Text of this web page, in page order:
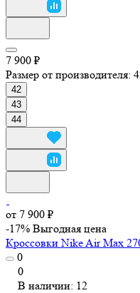
7 900 ₽
Размер от производителя:
42
43
44
от 7 900 ₽
-17% Выгодная цена
Кроссовки Nike Air Max
0
0
В наличии: 12